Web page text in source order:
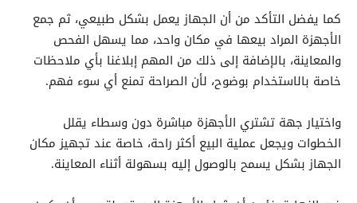
كما يفضل التأكد من أن الجهاز يعمل بشكل طبيعي، ثم جمع
الأجهزة المراد بيعها في مكان واحد، مما يسهل الفحص
والمعاينة، بالإضافة إلى ذلك من المهم إبلاغنا بأي ملاحظات
خاصة بالاستخدام بوضوح، لأن الصراحة تمنع أي سوء فهم.
واختيار جهة تشتري الأجهزة مباشرة دون وسطاء يقلل
الخطوات ويجعل عملية البيع أكثر راحة، خاصة عند تجهيز مكان
الجهاز بشكل يسمح بالوصول إليه بسهولة أثناء المعاينة.